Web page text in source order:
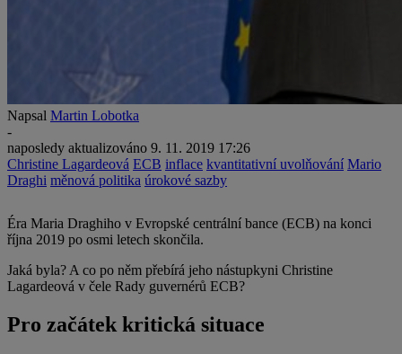
Napsal Martin Lobotka
-
naposledy aktualizováno 9. 11. 2019 17:26
Christine Lagardeová ECB inflace kvantitativní uvolňování Mario
Draghi měnová politika úrokové sazby
Éra Maria Draghiho v Evropské centrální bance (ECB) na konci
října 2019 po osmi letech skončila.
Jaká byla? A co po něm přebírá jeho nástupkyni Christine
Lagardeová v čele Rady guvernérů ECB?
Pro začátek kritická situace